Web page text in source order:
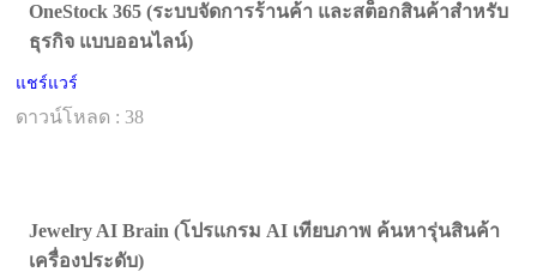
OneStock 365 (ระบบจัดการร้านค้า และสต็อกสินค้าสำหรับ
ธุรกิจ แบบออนไลน์)
แชร์แวร์
ดาวน์โหลด : 38
Jewelry AI Brain (โปรแกรม AI เทียบภาพ ค้นหารุ่นสินค้า
เครื่องประดับ)